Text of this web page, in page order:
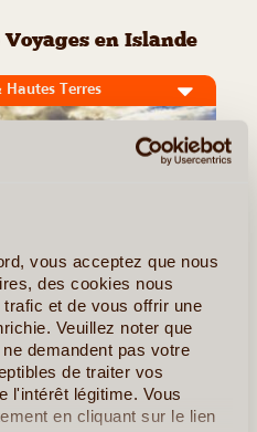
vous acceptez que nous
des cookies nous
trafic et de vous offrir une
Veuillez noter que
demandent pas votre
de traiter vos
l'intérêt légitime. Vous
en cliquant sur le lien
Voyages en Islande
Hautes Terres
est la découverte de l’Islande